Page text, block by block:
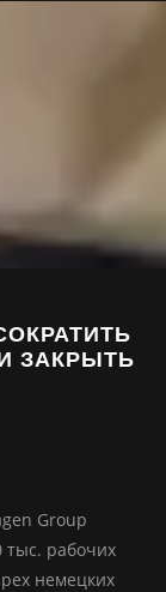
ЗАКРЫТЬ
Group
рабочих
немецких